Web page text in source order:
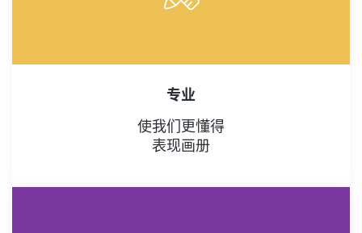
专业
使我们更懂得
表现画册